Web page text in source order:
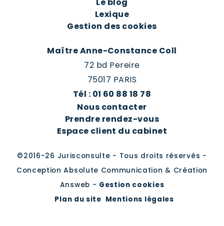
Lexique
Gestion des cookies
Maître Anne-Constance Coll
72 bd Pereire
75017 PARIS
Tél : 01 60 88 18 78
Nous contacter
Prendre rendez-vous
Espace client du cabinet
©2016-26 Jurisconsulte - Tous droits réservés -
Conception Absolute Communication & Création
Answeb - Gestion cookies
Plan du site Mentions légales